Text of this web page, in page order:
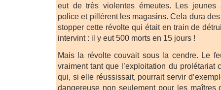
eut de très violentes émeutes. Les jeunes
police et pillèrent les magasins. Cela dura
stopper cette révolte qui était en train de
intervint : il y eut 500 morts en 15 jours !
Mais la révolte couvait sous la cendre. Le
vraiment tant que l’exploitation du prolétariat
qui, si elle réussissait, pourrait servir
dangereuse non seulement pour les maîtres